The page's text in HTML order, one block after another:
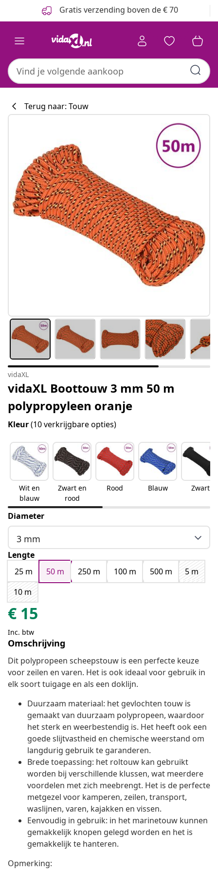
Gratis verzending boven de € 70
Terug naar: Touw
vidaXL
vidaXL Boottouw 3 mm 50 m
polypropyleen oranje
Kleur(10 verkrijgbare opties)
Wit en
blauw
Zwart en
rood
Rood Blauw Zwart
Diameter
3 mm
Lengte
25 m
50 m 250 m 100 m 500 m
5 m
10 m
€ 15
Inc. btw
Omschrijving
Dit polypropeen scheepstouw is een perfecte keuze
voor zeilen en varen. Het is ook ideaal voor gebruik in
elk soort tuigage en als een doklijn.
Duurzaam materiaal: het gevlochten touw is
gemaakt van duurzaam polypropeen, waardoor
het sterk en weerbestendig is. Het heeft ook een
goede slijtvastheid en chemische weerstand om
langdurig gebruik te garanderen.
Brede toepassing: het roltouw kan gebruikt
worden bij verschillende klussen, wat meerdere
voordelen met zich meebrengt. Het is de perfecte
metgezel voor kamperen, zeilen, transport,
waslijnen, varen, kajakken en vissen.
Eenvoudig in gebruik: in het marinetouw kunnen
gemakkelijk knopen gelegd worden en het is
gemakkelijk te hanteren.
Opmerking: